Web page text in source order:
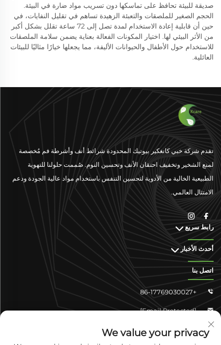
صديقة للبيئة تحافظ على تماسكها دون تسريب مواد ضارة في البيئة.
الحجم الصغير للملصقات والتعبئة الزهيدة تساهم في تقليل النفايات، في
حين أن قابلية إعادة الاستخدام لمدة تصل إلى 72 ساعة تقلل بشكل أكبر
من الأثر البيئي لها. اختيار المكونات الفعالة بعناية يضمن سلامة الملصقات
للاستخدام حول الأطفال والحيوانات الأليفة، مما يجعلها خيارًا مثاليًا للبيئات
العائلية.
تقدم شركة خبي كانغكير بيوتيك المحدودة شرائط أنف وأشرطة فم مُخصصة
لمنع الشخير وتخفيف احتقان الأنف وتحسين النوم. صُممت حلولنا للتهوية
الطبيعية الخالية من الأدوية لتحسين التنفس باستخدام مواد عالية الجودة ودعم
الامتثال العالمي.
رابط سريع
أحدث الأخبار
اتصل بنا

+86-17769030027

[email Protected]

تشونغشان شانجyun 4-304، منطقة يوهوا، شيجياتشوانغ، خبي،
الصين
We value your privacy